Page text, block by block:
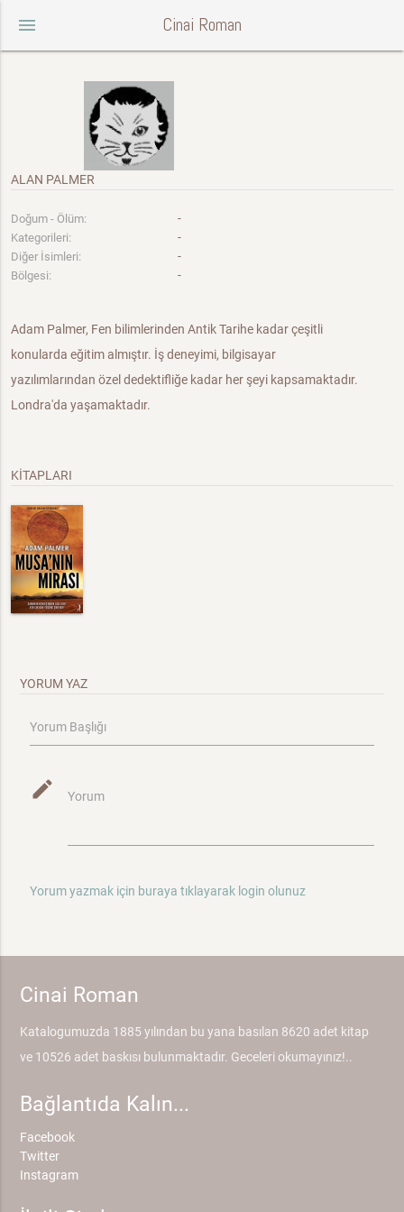
menu Cinai Roman
ALAN PALMER
Doğum - Ölüm: -
Kategorileri: -
Diğer İsimleri: -
Bölgesi: -
Adam Palmer, Fen bilimlerinden Antik Tarihe kadar çeşitli
konularda eğitim almıştır. İş deneyimi, bilgisayar
yazılımlarından özel dedektifliğe kadar her şeyi kapsamaktadır.
Londra'da yaşamaktadır.
KİTAPLARI
YORUM YAZ
Yorum Başlığı
mode_edit Yorum
Yorum yazmak için buraya tıklayarak login olunuz
Cinai Roman
Katalogumuzda 1885 yılından bu yana basılan 8620 adet kitap
ve 10526 adet baskısı bulunmaktadır. Geceleri okumayınız!..
Bağlantıda Kalın...
Facebook
Twitter
Instagram